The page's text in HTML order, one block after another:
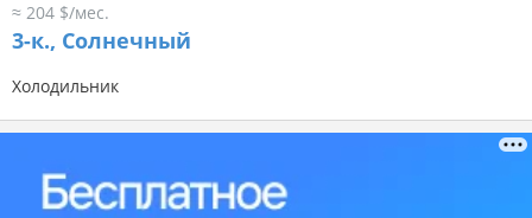
≈ 204 $/мес.
3-к., Солнечный
Холодильник